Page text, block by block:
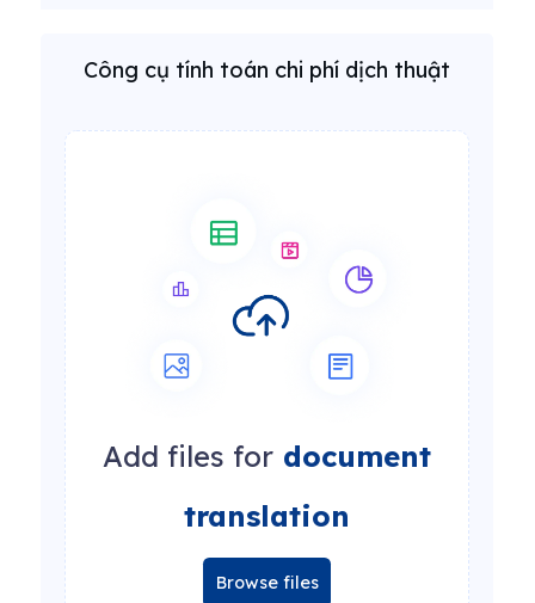
Công cụ tính toán chi phí dịch thuật
Add files for document
translation
Browse files